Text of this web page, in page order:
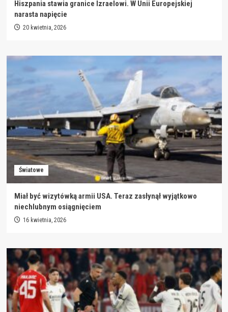
Hiszpania stawia granice Izraelowi. W Unii Europejskiej
narasta napięcie
20 kwietnia, 2026
Światowe
Miał być wizytówką armii USA. Teraz zasłynął wyjątkowo
niechlubnym osiągnięciem
16 kwietnia, 2026